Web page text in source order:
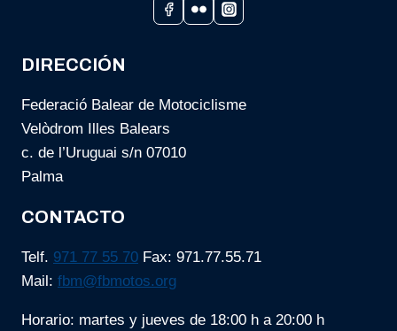
DIRECCIÓN
Federació Balear de Motociclisme
Velòdrom Illes Balears
c. de l’Uruguai s/n 07010
Palma
CONTACTO
Telf. 971 77 55 70 Fax: 971.77.55.71
Mail: fbm@fbmotos.org
Horario: martes y jueves de 18:00 h a 20:00 h